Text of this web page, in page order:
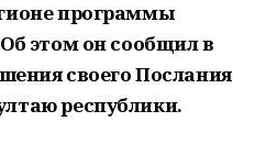
программы
этом он сообщил в
своего Послания
республики.